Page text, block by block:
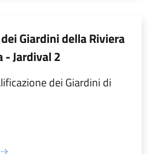
Giardini della Riviera
Jardival 2
dei Giardini di